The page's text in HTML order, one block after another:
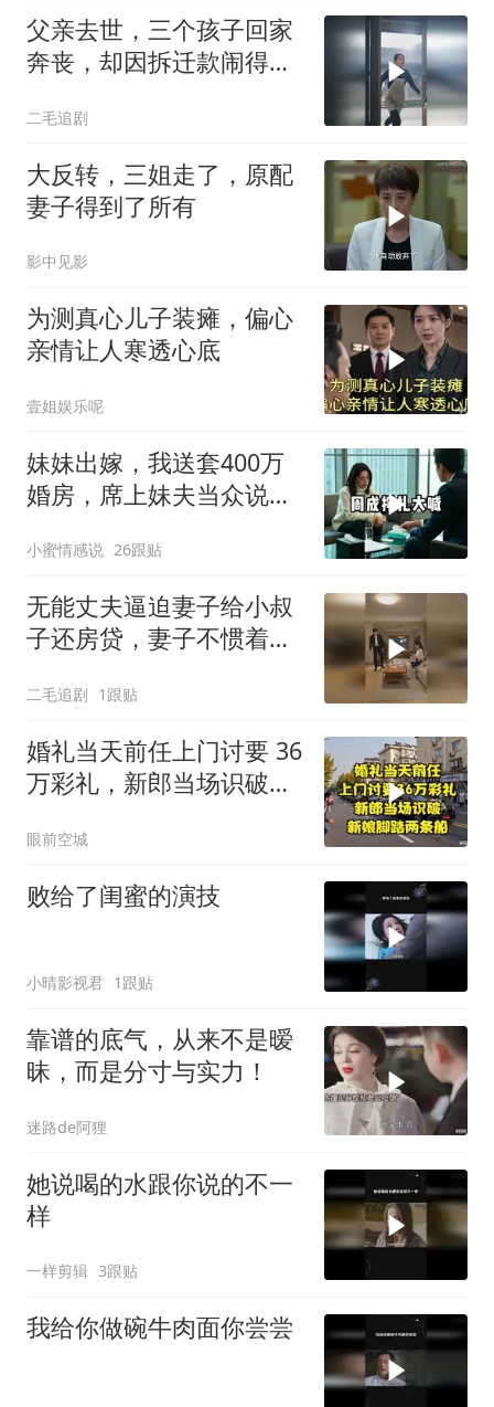
父亲去世，三个孩子回家
奔丧，却因拆迁款闹得死
二毛追剧
大反转，三姐走了，原配
妻子得到了所有
影中见影
为测真心儿子装瘫，偏心
亲情让人寒透心底
壹姐娱乐呢
妹妹出嫁，我送套400万
婚房，席上妹夫当众说：
小蜜情感说 26跟贴
无能丈夫逼迫妻子给小叔
子还房贷，妻子不惯着他
二毛追剧 1跟贴
婚礼当天前任上门讨要 36
万彩礼，新郎当场识破新
眼前空城
败给了闺蜜的演技
小晴影视君 1跟贴
靠谱的底气，从来不是暧
昧，而是分寸与实力！
迷路de阿狸
她说喝的水跟你说的不一
样
一样剪辑 3跟贴
我给你做碗牛肉面你尝尝